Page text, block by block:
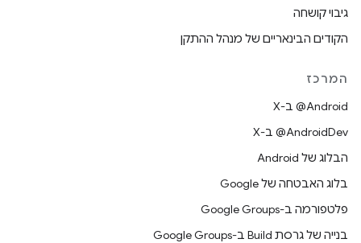
גיבוי קושחה
הקודים הבינאריים של מנהל ההתקן
המרכז
‫‎@Android ב-X
‫‎@AndroidDev ב-X
הבלוג של Android
בלוג האבטחה של Google
פלטפורמה ב-Google Groups
בנייה של גרסת Build ב-Google Groups